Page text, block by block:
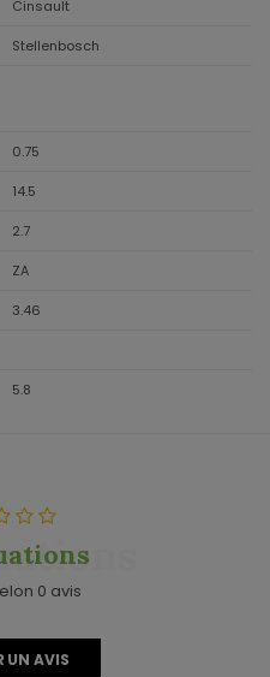
Cinsault
Stellenbosch
0.75
14.5
2.7
ZA
3.46
5.8
0 avis
UN AVIS